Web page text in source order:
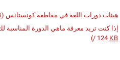
هيئات دورات اللغة في مقاطعة كونستانس (PDF / 113
إذا كنت تريد معرفة ماهي الدورة
/ 124 KB
)